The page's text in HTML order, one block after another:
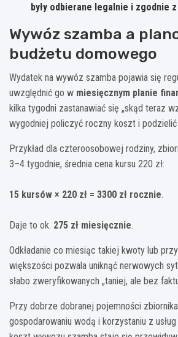
były odbierane legalnie i zgodnie
Wywóz szamba a
budżetu domowego
Wydatek na wywóz szamba pojawia się
uwzględnić go w miesięcznym planie
kilka tygodni zastanawiać się „skąd teraz
wygodniej policzyć roczny koszt i podzielić
Przykład dla czteroosobowej rodziny,
3–4 tygodnie, średnia cena kursu 220 zł:
15 kursów × 220 zł = 3300 zł rocznie.
Daje to ok. 275 zł miesięcznie.
Odkładanie co miesiąc takiej kwoty lub
większości pozwala uniknąć nerwowych
słabo zweryfikowanych „taniej, ale bez
Przy dobrze dobranej pojemności
gospodarowaniu wodą i korzystaniu z